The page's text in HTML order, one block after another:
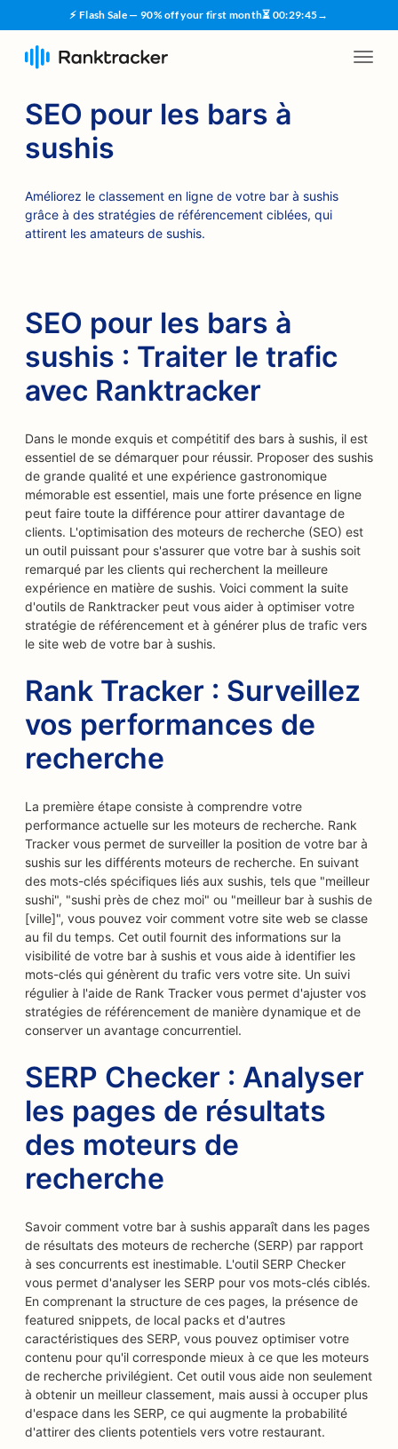
⚡ Flash Sale — 90% off your first month⏳ 00:29:45→
SEO pour les bars à
sushis
Améliorez le classement en ligne de votre bar à sushis
grâce à des stratégies de référencement ciblées, qui
attirent les amateurs de sushis.
SEO pour les bars à
sushis : Traiter le trafic
avec Ranktracker
Dans le monde exquis et compétitif des bars à sushis, il est
essentiel de se démarquer pour réussir. Proposer des sushis
de grande qualité et une expérience gastronomique
mémorable est essentiel, mais une forte présence en ligne
peut faire toute la différence pour attirer davantage de
clients. L'optimisation des moteurs de recherche (SEO) est
un outil puissant pour s'assurer que votre bar à sushis soit
remarqué par les clients qui recherchent la meilleure
expérience en matière de sushis. Voici comment la suite
d'outils de Ranktracker peut vous aider à optimiser votre
stratégie de référencement et à générer plus de trafic vers
le site web de votre bar à sushis.
Rank Tracker : Surveillez
vos performances de
recherche
La première étape consiste à comprendre votre
performance actuelle sur les moteurs de recherche. Rank
Tracker vous permet de surveiller la position de votre bar à
sushis sur les différents moteurs de recherche. En suivant
des mots-clés spécifiques liés aux sushis, tels que "meilleur
sushi", "sushi près de chez moi" ou "meilleur bar à sushis de
[ville]", vous pouvez voir comment votre site web se classe
au fil du temps. Cet outil fournit des informations sur la
visibilité de votre bar à sushis et vous aide à identifier les
mots-clés qui génèrent du trafic vers votre site. Un suivi
régulier à l'aide de Rank Tracker vous permet d'ajuster vos
stratégies de référencement de manière dynamique et de
conserver un avantage concurrentiel.
SERP Checker : Analyser
les pages de résultats
des moteurs de
recherche
Savoir comment votre bar à sushis apparaît dans les pages
de résultats des moteurs de recherche (SERP) par rapport
à ses concurrents est inestimable. L'outil SERP Checker
vous permet d'analyser les SERP pour vos mots-clés ciblés.
En comprenant la structure de ces pages, la présence de
featured snippets, de local packs et d'autres
caractéristiques des SERP, vous pouvez optimiser votre
contenu pour qu'il corresponde mieux à ce que les moteurs
de recherche privilégient. Cet outil vous aide non seulement
à obtenir un meilleur classement, mais aussi à occuper plus
d'espace dans les SERP, ce qui augmente la probabilité
d'attirer des clients potentiels vers votre restaurant.